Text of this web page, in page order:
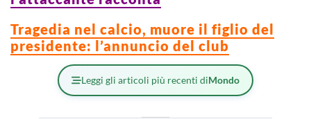
Tragedia nel calcio, muore il figlio del
presidente: l’annuncio del club
Leggi gli articoli più recenti diMondo